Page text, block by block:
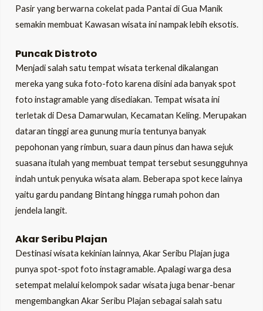
Pasir yang berwarna cokelat pada Pantai di Gua Manik
semakin membuat Kawasan wisata ini nampak lebih eksotis.
Puncak Distroto
Menjadi salah satu tempat wisata terkenal dikalangan
mereka yang suka foto-foto karena disini ada banyak spot
foto instagramable yang disediakan. Tempat wisata ini
terletak di Desa Damarwulan, Kecamatan Keling. Merupakan
dataran tinggi area gunung muria tentunya banyak
pepohonan yang rimbun, suara daun pinus dan hawa sejuk
suasana itulah yang membuat tempat tersebut sesungguhnya
indah untuk penyuka wisata alam. Beberapa spot kece lainya
yaitu gardu pandang Bintang hingga rumah pohon dan
jendela langit.
Akar Seribu Plajan
Destinasi wisata kekinian lainnya, Akar Seribu Plajan juga
punya spot-spot foto instagramable. Apalagi warga desa
setempat melalui kelompok sadar wisata juga benar-benar
mengembangkan Akar Seribu Plajan sebagai salah satu